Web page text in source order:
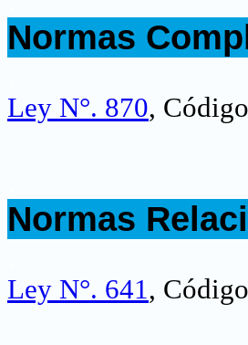
Normas
Ley N°. 870,
Normas
Ley N°. 641,